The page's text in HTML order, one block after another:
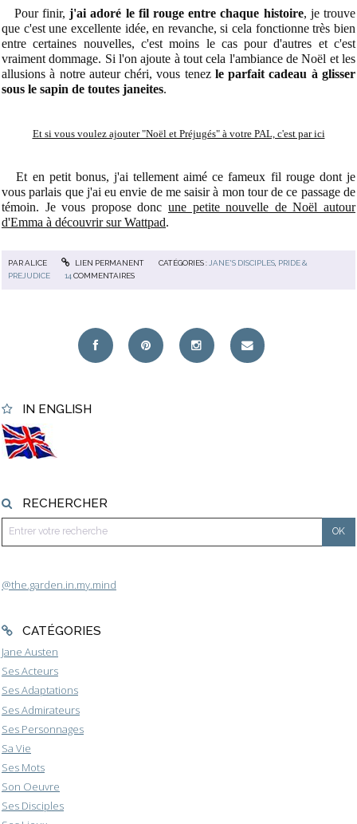
Pour finir,j'ai adoré le fil rouge entre chaque histoire, je trouve
que c'est une excellente idée, en revanche, si cela fonctionne très bien
entre certaines nouvelles, c'est moins le cas pour d'autres et c'est
vraiment dommage. Si l'on ajoute à tout cela l'ambiance de Noël et les
allusions à notre auteur chéri, vous tenez le parfait cadeau à glisser
sous le sapin de toutes janeites.
Et si vous voulez ajouter "Noël et Préjugés" à votre PAL, c'est par ici
Et en petit bonus, j'ai tellement aimé ce fameux fil rouge dont je
vous parlais que j'ai eu envie de me saisir à mon tour de ce passage de
témoin. Je vous propose donc une petite nouvelle de Noël autour
d'Emma à découvrir sur Wattpad.
PARALICE LIEN PERMANENT CATÉGORIES :JANE'S DISCIPLES, PRIDE &
PREJUDICE
14 COMMENTAIRES
IN ENGLISH
RECHERCHER
@the.garden.in.my.mind
CATÉGORIES
Jane Austen
Ses Acteurs
Ses Adaptations
Ses Admirateurs
Ses Personnages
Sa Vie
Ses Mots
Son Oeuvre
Ses Disciples